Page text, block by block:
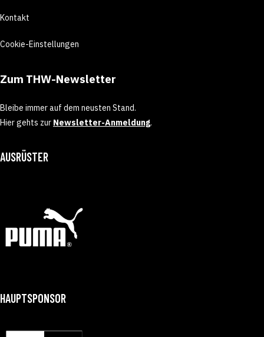
Kontakt
Cookie-Einstellungen
Zum THW-Newsletter
Bleibe immer auf dem neusten Stand.
Hier gehts zur Newsletter-Anmeldung.
AUSRÜSTER
HAUPTSPONSOR